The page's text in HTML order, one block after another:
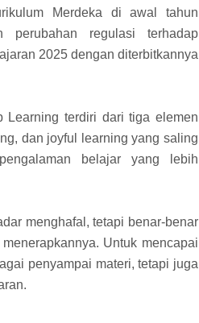
Merdeka di awal tahun
perubahan regulasi terhadap
2025 dengan diterbitkannya
Learning terdiri dari tiga elemen
dan joyful learning yang saling
belajar yang lebih
menghafal, tetapi benar-benar
Untuk mencapai
penyampai materi, tetapi juga